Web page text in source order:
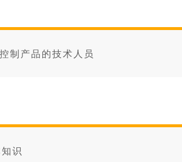
制产品的技术人员
识